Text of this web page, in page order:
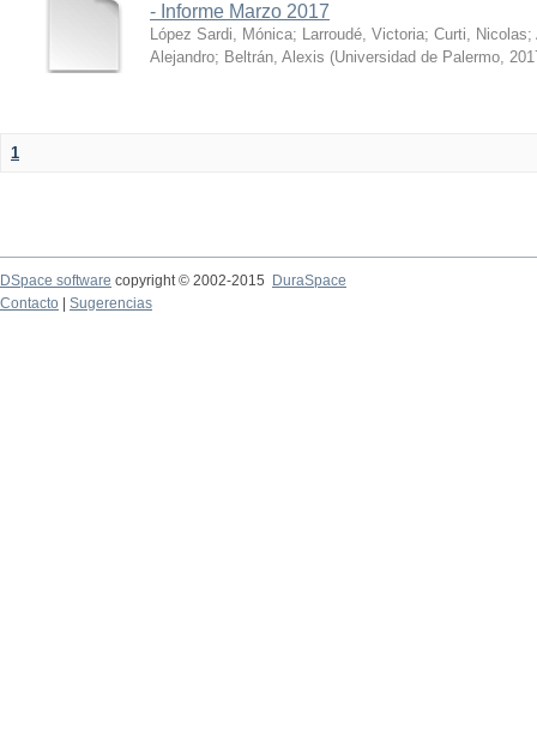
- Informe Marzo 2017
López Sardi, Mónica; Larroudé, Victoria; Curti, Nicolas;
Alejandro; Beltrán, Alexis (Universidad de Palermo,
1
DSpace software copyright © 2002-2015
DuraSpace
Contacto
Sugerencias